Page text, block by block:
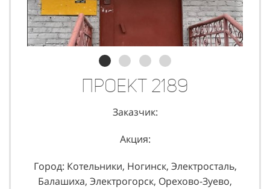
Проект 2189
Заказчик:
Акция:
Город: Котельники, Ногинск, Электросталь,
Балашиха, Электрогорск, Орехово-Зуево,